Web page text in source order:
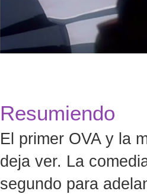
Resumiendo
El primer OVA y la
deja ver. La
segundo para